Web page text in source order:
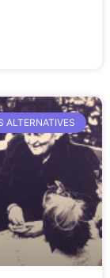
ALTERNATIVES